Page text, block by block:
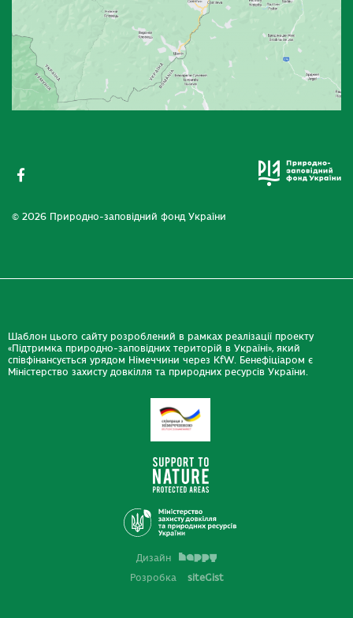
© 2026 Природно-заповідний фонд України
Шаблон цього сайту розроблений в рамках реалізації проекту
«Підтримка природно-заповідних територій в Україні», який
співфінансується урядом Німеччини через KfW. Бенефіціаром є
Міністерство захисту довкілля та природних ресурсів України.
Дизайн
Розробка
siteGist